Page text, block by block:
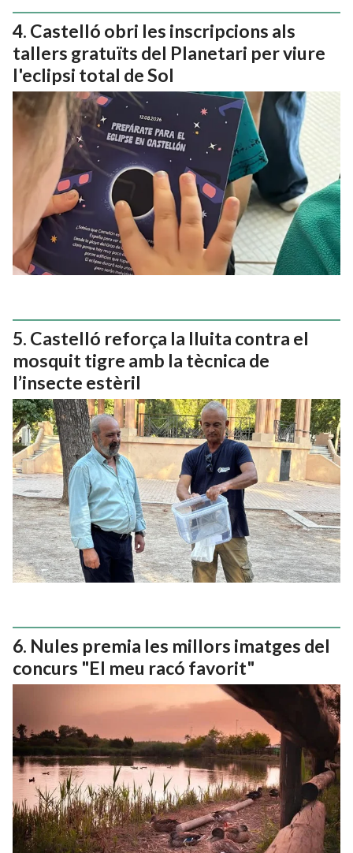
Castelló obri les inscripcions als
tallers gratuïts del Planetari per viure
l'eclipsi total de Sol
Castelló reforça la lluita contra el
mosquit tigre amb la tècnica de
l’insecte estèril
Nules premia les millors imatges del
concurs "El meu racó favorit"